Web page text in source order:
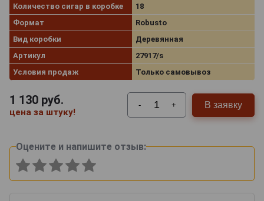
Количество сигар в коробке
18
Формат
Robusto
Вид коробки
Деревянная
Артикул
27917/s
Условия продаж
Только самовывоз
1 130 руб.
цена за штуку!
- + В заявку
Оцените и напишите отзыв: